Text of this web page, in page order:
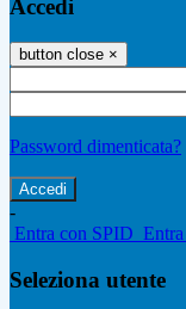
Accedi
button close ×
Password dimenticata?
-
Entra con SPID
Seleziona utente